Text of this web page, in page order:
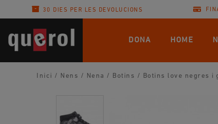
30 DIES PER LES DEVOLUCIONS
DONA HOME
Inici / Nens / Nena / Botins / Botins love negres